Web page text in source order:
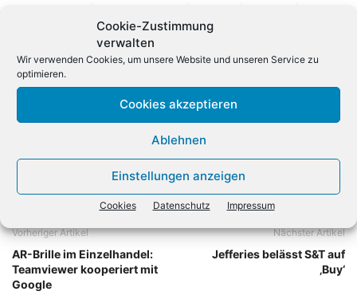
Cookie-Zustimmung
verwalten
Wir verwenden Cookies, um unsere Website und unseren Service zu
optimieren.
Cookies akzeptieren
Ablehnen
Einstellungen anzeigen
Cookies Datenschutz Impressum
Schwerpunkt in der neuen Legislaturperiode etabliert
werden. «Die Sicherheit unserer Technologien
entscheidet maßgeblich über Krisenresilienz, Erfolg und
Souveränität der deutschen Wirtschaft», sagte Dehmel.
dpa)
Vorheriger Artikel
AR-Brille im Einzelhandel:
Teamviewer kooperiert mit
Google
Nächster Artikel
Jefferies belässt S&T auf
‚Buy‘